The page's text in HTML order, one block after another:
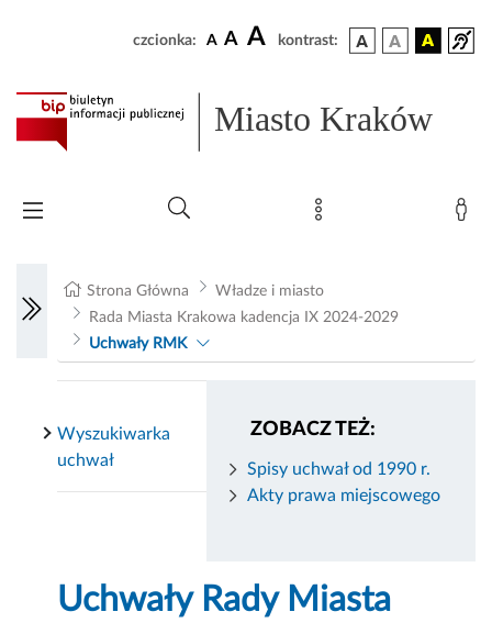
czcionka: A A A kontrast:
Miasto Kraków
Strona Główna
Władze i miasto
Rada Miasta Krakowa kadencja IX 2024-2029
Uchwały RMK
ZOBACZ TEŻ:
Spisy uchwał od 1990 r.
Akty prawa miejscowego
Wyszukiwarka
uchwał
Uchwały Rady Miasta